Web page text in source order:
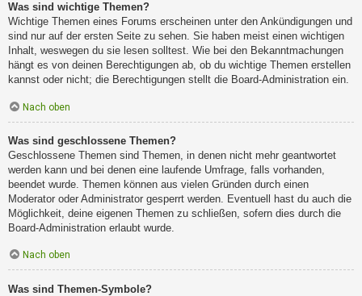
Was sind wichtige Themen?
Wichtige Themen eines Forums erscheinen unter den Ankündigungen und
sind nur auf der ersten Seite zu sehen. Sie haben meist einen wichtigen
Inhalt, weswegen du sie lesen solltest. Wie bei den Bekanntmachungen
hängt es von deinen Berechtigungen ab, ob du wichtige Themen erstellen
kannst oder nicht; die Berechtigungen stellt die Board-Administration ein.
Nach oben
Was sind geschlossene Themen?
Geschlossene Themen sind Themen, in denen nicht mehr geantwortet
werden kann und bei denen eine laufende Umfrage, falls vorhanden,
beendet wurde. Themen können aus vielen Gründen durch einen
Moderator oder Administrator gesperrt werden. Eventuell hast du auch die
Möglichkeit, deine eigenen Themen zu schließen, sofern dies durch die
Board-Administration erlaubt wurde.
Nach oben
Was sind Themen-Symbole?